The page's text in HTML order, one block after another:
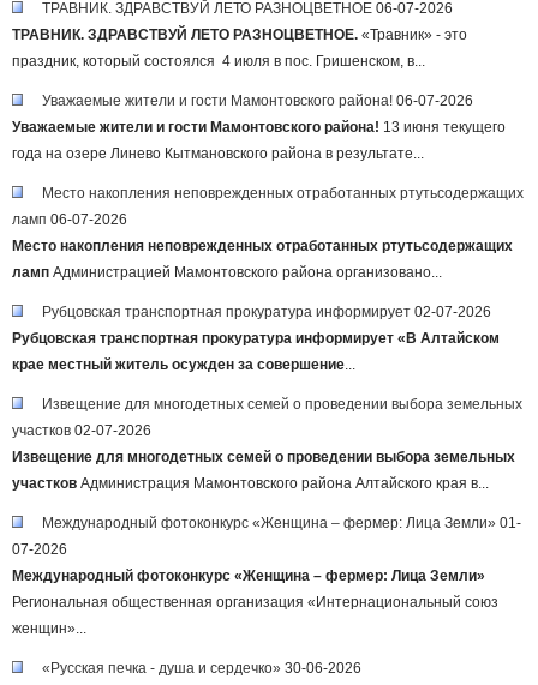
ТРАВНИК. ЗДРАВСТВУЙ ЛЕТО РАЗНОЦВЕТНОЕ 06-07-2026
ТРАВНИК. ЗДРАВСТВУЙ ЛЕТО РАЗНОЦВЕТНОЕ. «Травник» - это
праздник, который состоялся 4 июля в пос. Гришенском, в...
Уважаемые жители и гости Мамонтовского района! 06-07-2026
Уважаемые жители и гости Мамонтовского района! 13 июня текущего
года на озере Линево Кытмановского района в результате...
Место накопления неповрежденных отработанных ртутьсодержащих
ламп 06-07-2026
Место накопления неповрежденных отработанных ртутьсодержащих
ламп Администрацией Мамонтовского района организовано...
Рубцовская транспортная прокуратура информирует 02-07-2026
Рубцовская транспортная прокуратура информирует «В Алтайском
крае местный житель осужден за совершение...
Извещение для многодетных семей о проведении выбора земельных
участков 02-07-2026
Извещение для многодетных семей о проведении выбора земельных
участков Администрация Мамонтовского района Алтайского края в...
Международный фотоконкурс «Женщина – фермер: Лица Земли» 01-
07-2026
Международный фотоконкурс «Женщина – фермер: Лица Земли»
Региональная общественная организация «Интернациональный союз
женщин»...
«Русская печка - душа и сердечко» 30-06-2026